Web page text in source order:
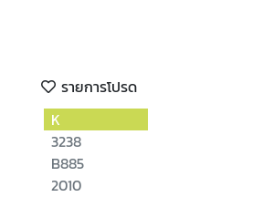
รายการโปรด
K
3238
B885
2010